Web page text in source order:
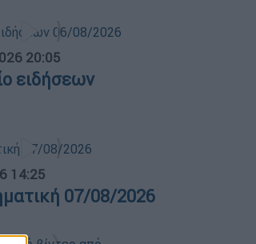
20:05
ειδήσεων
14:25
07/08/2026